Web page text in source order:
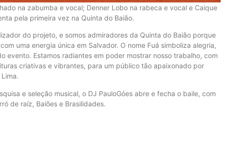
na zabumba e vocal; Denner Lobo na rabeca e vocal e Caique
pela primeira vez na Quinta do Baião.
do projeto, e somos admiradores da Quinta do Baião porque
uma energia única em Salvador. O nome Fuá simboliza alegria,
evento. Estamos radiantes em poder mostrar nosso trabalho, com
criativas e vibrantes, para um público tão apaixonado por
e seleção musical, o DJ PauloGóes abre e fecha o baile, com
de raíz, Baiões e Brasilidades.